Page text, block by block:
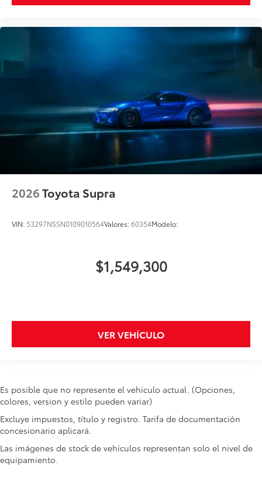
2026Toyota Supra
VIN: 53297NSSN0109010564Valores:60354Modelo:
$1,549,300
VER VEHÍCULO
Es posible que no represente el vehiculo actual. (Opciones,
colores, version y estilo pueden variar)
Excluye impuestos, título y registro. Tarifa de documentación
concesionario aplicará.
Las imágenes de stock de vehículos representan solo el nivel de
equipamiento.